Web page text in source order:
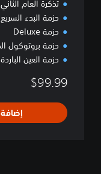
تذكرة العام الثاني
حزمة البدء السريع
حزمة Deluxe
حزمة بروتوكول
حزمة العين الباردة
$99.99